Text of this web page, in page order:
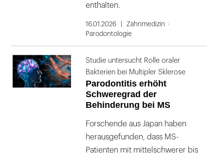
enthalten.
16.01.2026
Zahnmedizin
Parodontologie
Studie untersucht Rolle oraler
Bakterien bei Multipler Sklerose
Parodontitis erhöht
Schweregrad der
Behinderung bei MS
Forschende aus Japan haben
herausgefunden, dass MS-
Patienten mit mittelschwerer bis